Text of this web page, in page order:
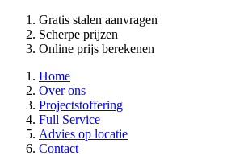
Gratis stalen aanvragen
Scherpe prijzen
Online prijs berekenen
Home
Over ons
Projectstoffering
Full Service
Advies op locatie
Contact